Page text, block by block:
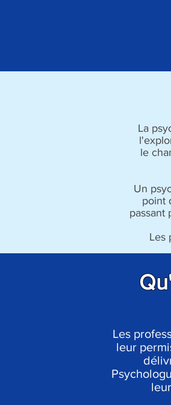
La
le
Un
point
passant
Les
Les
leur